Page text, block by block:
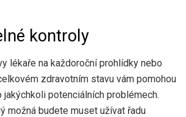
kontroly
lékaře na každoroční prohlídky nebo
zdravotním stavu vám pomohou
potenciálních problémech.
možná budete muset užívat řadu